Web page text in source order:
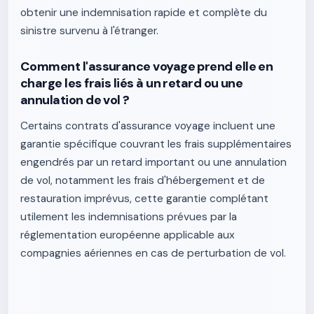
obtenir une indemnisation rapide et complète du
sinistre survenu à l'étranger.
Comment l'assurance voyage prend elle en
charge les frais liés à un retard ou une
annulation de vol ?
Certains contrats d'assurance voyage incluent une
garantie spécifique couvrant les frais supplémentaires
engendrés par un retard important ou une annulation
de vol, notamment les frais d'hébergement et de
restauration imprévus, cette garantie complétant
utilement les indemnisations prévues par la
réglementation européenne applicable aux
compagnies aériennes en cas de perturbation de vol.